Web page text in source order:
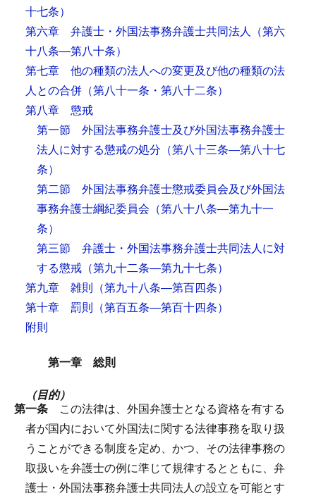
十七条）
第六章 弁護士・外国法事務弁護士共同法人 （第六
十八条―第八十条）
第七章 他の種類の法人への変更及び他の種類の法
人との合併 （第八十一条・第八十二条）
第八章 懲戒
第一節 外国法事務弁護士及び外国法事務弁護士
法人に対する懲戒の処分 （第八十三条―第八十七
条）
第二節 外国法事務弁護士懲戒委員会及び外国法
事務弁護士綱紀委員会 （第八十八条―第九十一
条）
第三節 弁護士・外国法事務弁護士共同法人に対
する懲戒 （第九十二条―第九十七条）
第九章 雑則 （第九十八条―第百四条）
第十章 罰則 （第百五条―第百十四条）
附則
第一章 総則
（目的）
第一条 この法律は、外国弁護士となる資格を有する
者が国内において外国法に関する法律事務を取り扱
うことができる制度を定め、かつ、その法律事務の
取扱いを弁護士の例に準じて規律するとともに、弁
護士・外国法事務弁護士共同法人の設立を可能とす